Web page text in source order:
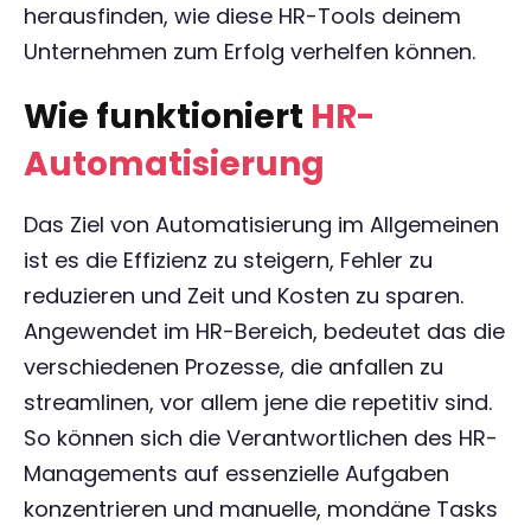
herausfinden, wie diese HR-Tools deinem
Unternehmen zum Erfolg verhelfen können.
Wie funktioniert HR-
Automatisierung
Das Ziel von Automatisierung im Allgemeinen
ist es die Effizienz zu steigern, Fehler zu
reduzieren und Zeit und Kosten zu sparen.
Angewendet im HR-Bereich, bedeutet das die
verschiedenen Prozesse, die anfallen zu
streamlinen, vor allem jene die repetitiv sind.
So können sich die Verantwortlichen des HR-
Managements auf essenzielle Aufgaben
konzentrieren und manuelle, mondäne Tasks